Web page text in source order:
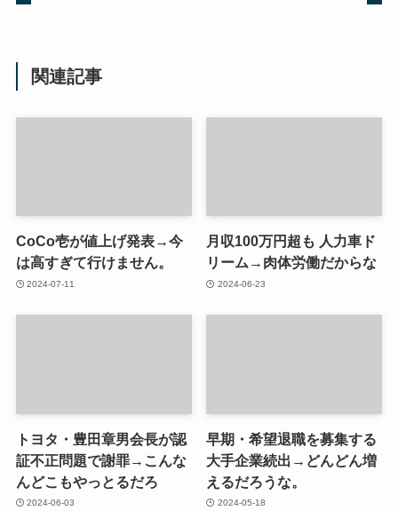
関連記事
CoCo壱が値上げ発表→今
は高すぎて行けません。
2024-07-11
月収100万円超も 人力車ド
リーム→肉体労働だからな
2024-06-23
トヨタ・豊田章男会長が認
証不正問題で謝罪→こんな
んどこもやっとるだろ
2024-06-03
早期・希望退職を募集する
大手企業続出→どんどん増
えるだろうな。
2024-05-18